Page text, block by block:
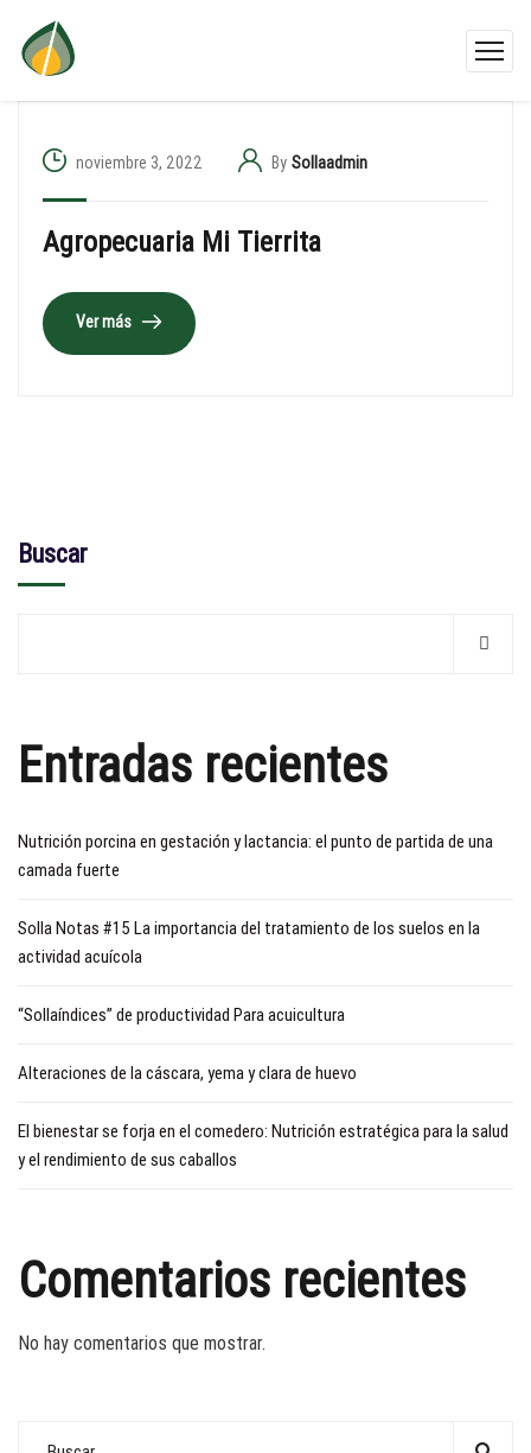
noviembre 3, 2022 By Sollaadmin
Agropecuaria Mi Tierrita
Ver más
Buscar
Entradas recientes
Nutrición porcina en gestación y lactancia: el punto de partida de una
camada fuerte
Solla Notas #15 La importancia del tratamiento de los suelos en la
actividad acuícola
“Sollaíndices” de productividad Para acuicultura
Alteraciones de la cáscara, yema y clara de huevo
El bienestar se forja en el comedero: Nutrición estratégica para la salud
y el rendimiento de sus caballos
Comentarios recientes
No hay comentarios que mostrar.